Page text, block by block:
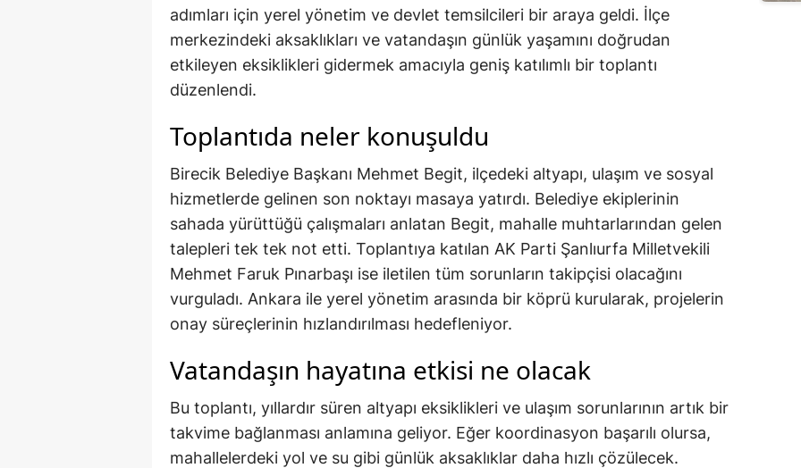
adımları için yerel yönetim ve devlet temsilcileri bir araya geldi. İlçe
merkezindeki aksaklıkları ve vatandaşın günlük yaşamını doğrudan
etkileyen eksiklikleri gidermek amacıyla geniş katılımlı bir toplantı
düzenlendi.
Toplantıda neler konuşuldu
Birecik Belediye Başkanı Mehmet Begit, ilçedeki altyapı, ulaşım ve sosyal
hizmetlerde gelinen son noktayı masaya yatırdı. Belediye ekiplerinin
sahada yürüttüğü çalışmaları anlatan Begit, mahalle muhtarlarından gelen
talepleri tek tek not etti. Toplantıya katılan AK Parti Şanlıurfa Milletvekili
Mehmet Faruk Pınarbaşı ise iletilen tüm sorunların takipçisi olacağını
vurguladı. Ankara ile yerel yönetim arasında bir köprü kurularak, projelerin
onay süreçlerinin hızlandırılması hedefleniyor.
Vatandaşın hayatına etkisi ne olacak
Bu toplantı, yıllardır süren altyapı eksiklikleri ve ulaşım sorunlarının artık bir
takvime bağlanması anlamına geliyor. Eğer koordinasyon başarılı olursa,
mahallelerdeki yol ve su gibi günlük aksaklıklar daha hızlı çözülecek.